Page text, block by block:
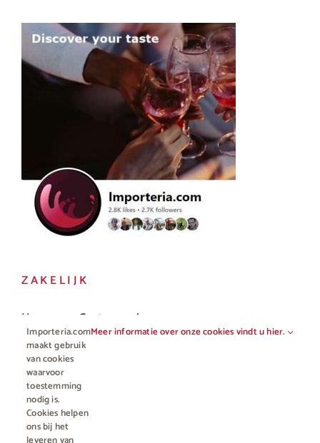
ZAKELIJK
Horeca en Gastronomie
Vakhandel
Importeria.com
maakt gebruik
van cookies
waarvoor
toestemming
nodig is.
Cookies helpen
ons bij het
Meer informatie over onze cookies vindt u hier.